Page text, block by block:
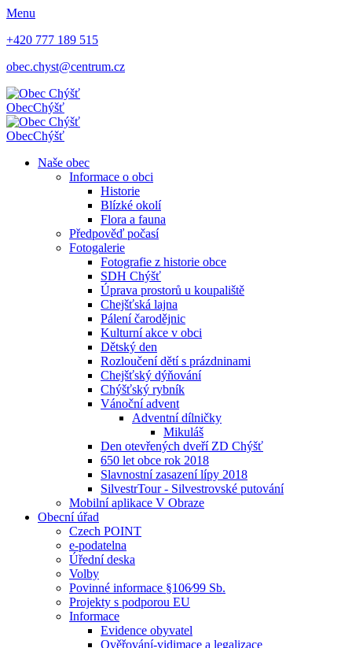
Menu
+420 777 189 515
obec.chyst@centrum.cz
ObecChýšť
ObecChýšť
Naše obec
Informace o obci
Historie
Blízké okolí
Flora a fauna
Předpověď počasí
Fotogalerie
Fotografie z historie obce
SDH Chýšť
Úprava prostorů u koupaliště
Chejšťská lajna
Pálení čarodějnic
Kulturní akce v obci
Dětský den
Rozloučení dětí s prázdninami
Chejšťský dýňování
Chýšťský rybník
Vánoční advent
Adventní dílničky
Mikuláš
Den otevřených dveří ZD Chýšť
650 let obce rok 2018
Slavnostní zasazení lípy 2018
SilvestrTour - Silvestrovské putování
Mobilní aplikace V Obraze
Obecní úřad
Czech POINT
e-podatelna
Úřední deska
Volby
Povinné informace §106⁄99 Sb.
Projekty s podporou EU
Informace
Evidence obyvatel
Ověřování-vidimace a legalizace